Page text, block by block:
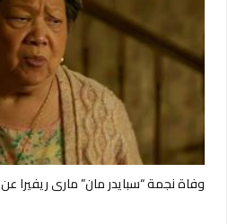
وفاة نجمة “سبايدر مان” ماري ريفيرا عن 82 عامًا